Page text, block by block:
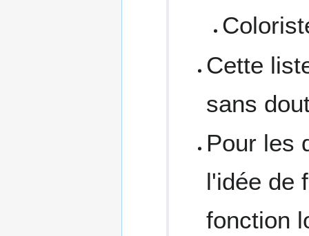
Cette
sans
Pour les
l'idée de
fonction